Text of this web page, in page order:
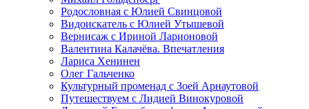
Родословная с Юлией Свинцовой
Видоискатель с Юлией Утышевой
Вернисаж с Ириной Ларионовой
Валентина Калачёва. Впечатления
Лариса Хенинен
Олег Гальченко
Культурный променад с Зоей Арнаутовой
Путешествуем с Лидией Винокуровой